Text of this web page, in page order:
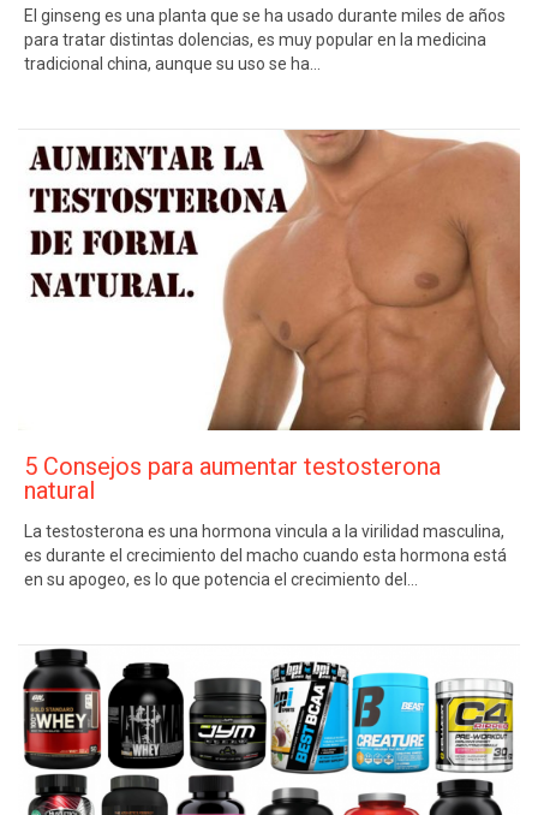
El ginseng es una planta que se ha usado durante miles de años
para tratar distintas dolencias, es muy popular en la medicina
tradicional china, aunque su uso se ha…
5 Consejos para aumentar testosterona
natural
La testosterona es una hormona vincula a la virilidad masculina,
es durante el crecimiento del macho cuando esta hormona está
en su apogeo, es lo que potencia el crecimiento del…